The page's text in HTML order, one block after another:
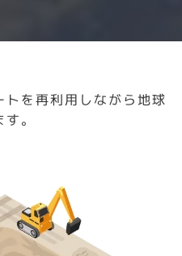
を再利用しながら地球
。